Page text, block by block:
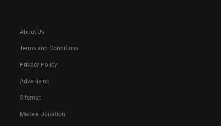
About Us
Terms and Conditions
Privacy Policy
Advertising
Sitemap
Make a Donation